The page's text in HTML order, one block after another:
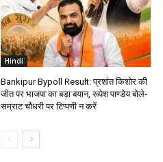
Hindi
Bankipur Bypoll Result: प्रशांत किशोर की
जीत पर भाजपा का बड़ा बयान, रूपेश पाण्डेय बोले-
सम्राट चौधरी पर टिप्पणी न करें